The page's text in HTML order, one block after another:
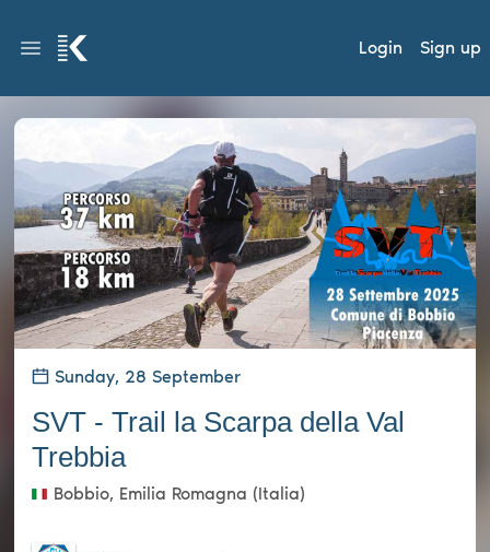
Login Sign up
Sunday, 28 September
SVT - Trail la Scarpa della Val
Trebbia
Bobbio, Emilia Romagna (Italia)